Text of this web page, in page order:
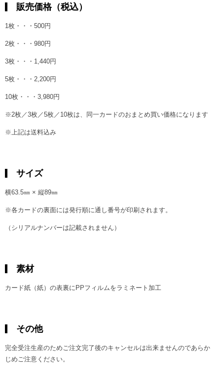
販売価格（税込）
1枚・・・500円
2枚・・・980円
3枚・・・1,440円
5枚・・・2,200円
10枚・・・3,980円
※2枚／3枚／5枚／10枚は、同一カードのおまとめ買い価格になります
※上記は送料込み
サイズ
横63.5㎜ × 縦89㎜
※各カードの裏面には発行順に通し番号が印刷されます。
（シリアルナンバーは記載されません）
素材
カード紙（紙）の表裏にPPフィルムをラミネート加工
その他
完全受注生産のためご注文完了後のキャンセルは出来ませんのであらか
じめご注意ください。